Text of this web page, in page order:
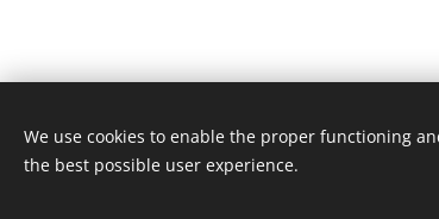
We use cookies to enable the proper functioning
the best possible user experience.